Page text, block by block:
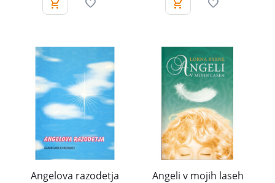
Angelova razodetja Angeli v mojih laseh